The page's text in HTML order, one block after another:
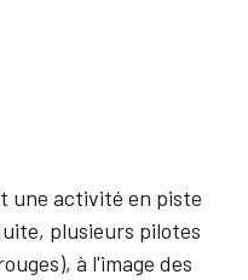
une activité en piste
plusieurs pilotes
à l'image des